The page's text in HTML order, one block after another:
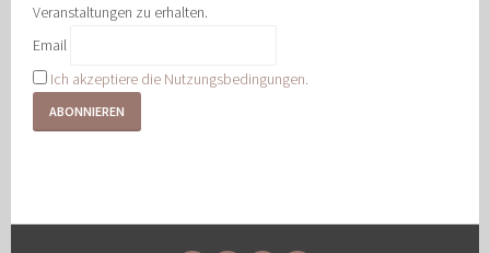
Veranstaltungen zu erhalten.
Email
Ich akzeptiere die Nutzungsbedingungen.